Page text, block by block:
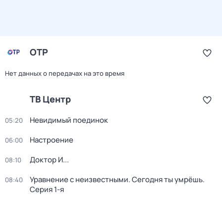
ОТР
Нет данных о передачах на это время
ТВ Центр
05:20 Невидимый поединок
06:00 Настроение
08:10 Доктор И...
08:40 Уравнение с неизвестными. Сегодня ты умрёшь.
Серия 1-я